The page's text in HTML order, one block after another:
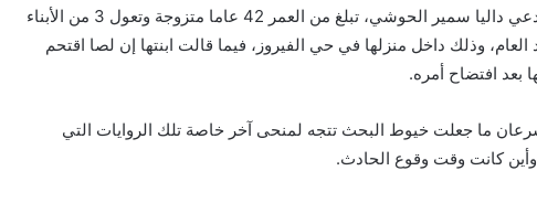
وتبين من الفحص العثور على جثة سيدة تدعي داليا سمير الحوشي، تبلغ من العمر 42 عاما متزوجة وتعول 3 من الأبناء
وذلك داخل منزلها في حي الفيروز، فيما قالت ابنتها إن لصا اقتحم
بعد افتضاح أمره.
سرعان ما جعلت خيوط البحث تتجه لمنحى آخر خاصة تلك الروايات التي
وأين كانت وقت وقوع الحادث.